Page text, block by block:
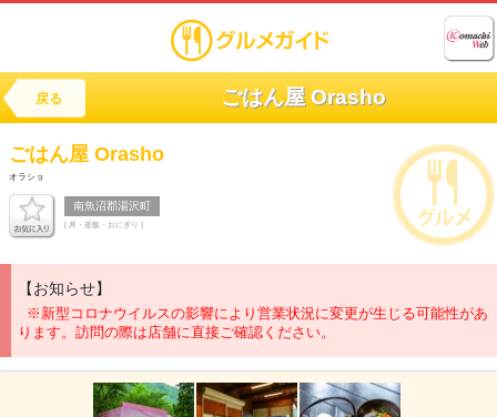
戻る ごはん屋 Orasho
ごはん屋 Orasho
オラショ
南魚沼郡湯沢町
[ 丼・釜飯・おにぎり ]
【お知らせ】
※新型コロナウイルスの影響により営業状況に変更が生じる可能性があ
ります。訪問の際は店舗に直接ご確認ください。